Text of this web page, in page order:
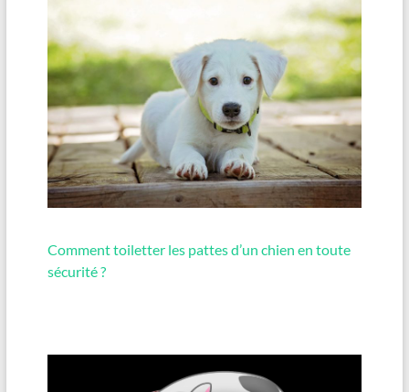
Comment toiletter les pattes d’un chien en toute
sécurité ?